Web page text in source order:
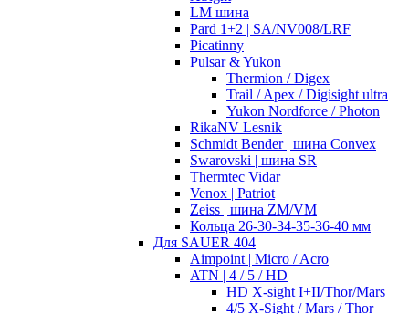
LM шина
Pard 1+2 | SA/NV008/LRF
Picatinny
Pulsar & Yukon
Thermion / Digex
Trail / Apex / Digisight ultra
Yukon Nordforce / Photon
RikaNV Lesnik
Schmidt Bender | шина Convex
Swarovski | шина SR
Thermtec Vidar
Venox | Patriot
Zeiss | шина ZM/VM
Кольца 26-30-34-35-36-40 мм
Для SAUER 404
Aimpoint | Micro / Acro
ATN | 4 / 5 / HD
HD X-sight I+II/Thor/Mars
4/5 X-Sight / Mars / Thor